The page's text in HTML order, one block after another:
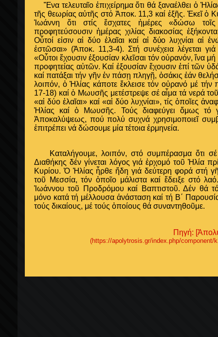
Ἕνα τελευταῖο ἐπιχείρημα ὅτι θά ξαναέλθει ὁ
τῆς θεωρίας αὐτῆς στό Ἀποκ. 11,3 καί ἑξῆς. Ἐκεῖ ὁ
Ἰωάννη ὅτι στίς ἔσχατες ἡμέρες «δώσω
προφητεύσουσιν ἡμέρας χιλίας διακοσίας
Οὗτοί εἰσιν αἱ δύο ἐλαῖαι καί αἱ δύο λυχνίαι αἱ
ἑστῶσαι» (Ἀποκ. 11,3-4). Στή συνέχεια λέγεται
«Οὗτοι ἔχουσιν ἐξουσίαν κλεῖσαι τόν οὐρανόν, ἵνα
προφητείας αὐτῶν. Καί ἐξουσίαν ἔχουσιν ἐπί τῶν
καί πατάξαι τήν γῆν ἐν πάσῃ πληγῇ, ὁσάκις ἐάν
λοιπόν, ὁ Ἠλίας κάποτε ἔκλεισε τόν οὐρανό μέ
17-18) καί ὁ Μωυσῆς μετέστρεψε σέ αἷμα τά νερά
«αἱ δύο ἐλαῖαι» καί «αἱ δύο λυχνίαι», τίς ὁποῖες
Ἠλίας καί ὁ Μωυσῆς. Τούς διαφεύγει ὅμως τό
Ἀποκαλύψεως, πού πολύ συχνά χρησιμοποιεῖ
ἐπιτρέπει νά δώσουμε μία τέτοια ἑρμηνεία.
Καταλήγουμε, λοιπόν, στό συμπέρασμα ὅτι σέ
Διαθήκης δέν γίνεται λόγος γιά ἐρχομό τοῦ Ἠλία
Κυρίου. Ὁ Ἠλίας ἦρθε ἤδη γιά δεύτερη φορά στή
τοῦ Μεσσία, τόν ὁποῖο μάλιστα καί ἔδειξε στό
Ἰωάννου τοῦ Προδρόμου καί Βαπτιστοῦ. Δέν θά
μόνο κατά τή μέλλουσα ἀνάσταση καί τή Β΄
τούς δικαίους, μέ τούς ὁποίους θά συναντηθοῦμε.
Πηγή:
(https://apolytrosis.gr/index.php/component/